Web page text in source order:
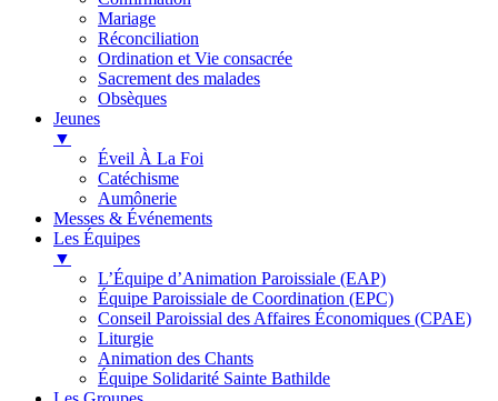
Mariage
Réconciliation
Ordination et Vie consacrée
Sacrement des malades
Obsèques
Jeunes
▼
Éveil À La Foi
Catéchisme
Aumônerie
Messes & Événements
Les Équipes
▼
L’Équipe d’Animation Paroissiale (EAP)
Équipe Paroissiale de Coordination (EPC)
Conseil Paroissial des Affaires Économiques (CPAE)
Liturgie
Animation des Chants
Équipe Solidarité Sainte Bathilde